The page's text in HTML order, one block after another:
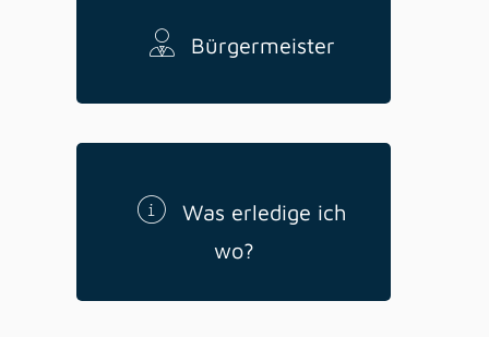
Bürgermeister
Was erledige ich
wo?